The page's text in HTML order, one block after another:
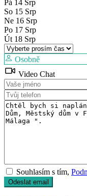
Pá 14 Srp
So 15 Srp
Ne 16 Srp
Po 17 Srp
Út 18 Srp
Osobně
Video Chat
Souhlasím s tím,